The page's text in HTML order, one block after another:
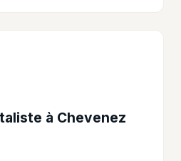
à Chevenez